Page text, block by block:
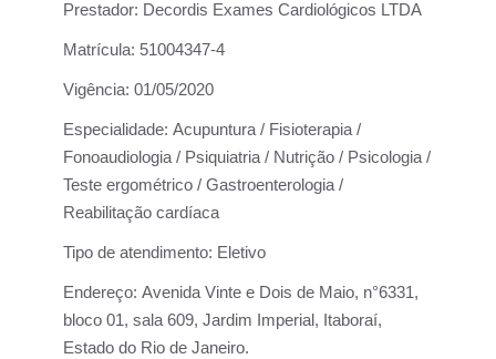
Prestador: Decordis Exames Cardiológicos LTDA
Matrícula: 51004347-4
Vigência: 01/05/2020
Especialidade: Acupuntura / Fisioterapia /
Fonoaudiologia / Psiquiatria / Nutrição / Psicologia /
Teste ergométrico / Gastroenterologia /
Reabilitação cardíaca
Tipo de atendimento: Eletivo
Endereço: Avenida Vinte e Dois de Maio, n°6331,
bloco 01, sala 609, Jardim Imperial, Itaboraí,
Estado do Rio de Janeiro.